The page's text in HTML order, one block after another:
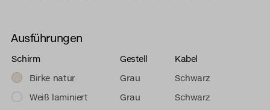
Ausführungen
Schirm Gestell
Kabel
Birke natur
Grau
Schwarz
Weiß laminiert
Grau
Schwarz